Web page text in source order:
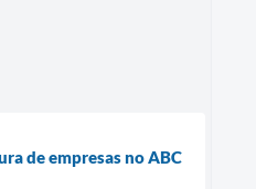
de empresas no ABC